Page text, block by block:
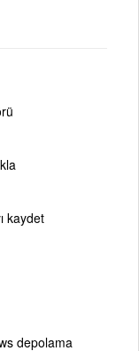
kaydet
depolama